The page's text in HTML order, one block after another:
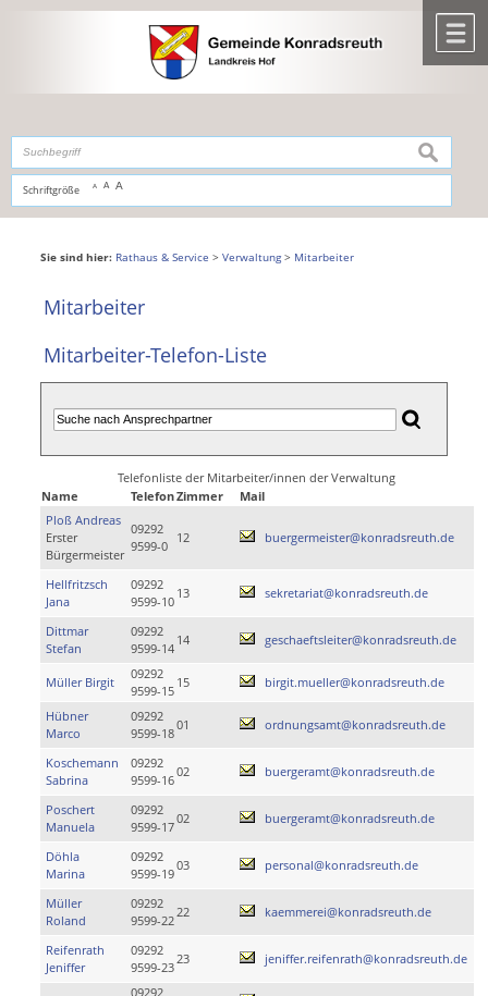
,zur Navigationoderzur Startseitespringen.
Schriftgröße A A A
suchen
Sie sind hier: Rathaus & Service > Verwaltung> Mitarbeiter
Mitarbeiter
Mitarbeiter-Telefon-Liste
Telefonliste der Mitarbeiter/innen der Verwaltung
Name
TelefonZimmer
Mail
Ploß Andreas
Erster
Bürgermeister
09292
9599-0
12 buergermeister@konradsreuth.de
Hellfritzsch
Jana
09292
9599-10
13 sekretariat@konradsreuth.de
Dittmar
Stefan
09292
9599-14
14 geschaeftsleiter@konradsreuth.de
Müller Birgit
09292
9599-15
15 birgit.mueller@konradsreuth.de
Hübner
Marco
09292
9599-18
01 ordnungsamt@konradsreuth.de
Koschemann
Sabrina
09292
9599-16
02 buergeramt@konradsreuth.de
Poschert
Manuela
09292
9599-17
02 buergeramt@konradsreuth.de
Döhla
Marina
09292
9599-19
03 personal@konradsreuth.de
Müller
Roland
09292
9599-22
22 kaemmerei@konradsreuth.de
Reifenrath
Jeniffer
09292
9599-23
23 jeniffer.reifenrath@konradsreuth.de
09292